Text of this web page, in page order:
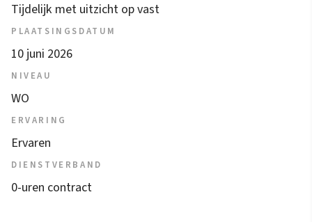
Tijdelijk met uitzicht op vast
PLAATSINGSDATUM
10 juni 2026
NIVEAU
WO
ERVARING
Ervaren
DIENSTVERBAND
0-uren contract